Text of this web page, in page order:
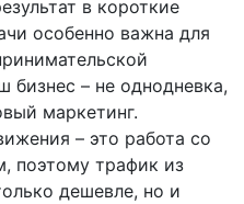
в короткие
особенно важна для
бизнес – не однодневка,
маркетинг.
– это работа со
поэтому трафик из
дешевле, но и